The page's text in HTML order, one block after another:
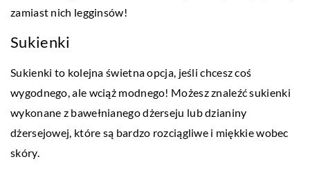
zamiast nich legginsów!
Sukienki
Sukienki to kolejna świetna opcja, jeśli chcesz coś
wygodnego, ale wciąż modnego! Możesz znaleźć sukienki
wykonane z bawełnianego dżerseju lub dzianiny
dżersejowej, które są bardzo rozciągliwe i miękkie wobec
skóry.